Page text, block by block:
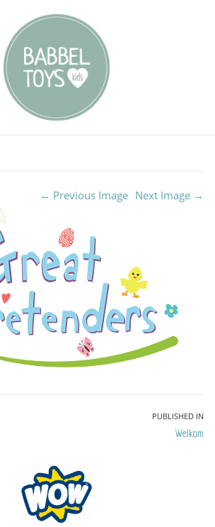
← Previous Image Next Image →
PUBLISHED IN
Welkom